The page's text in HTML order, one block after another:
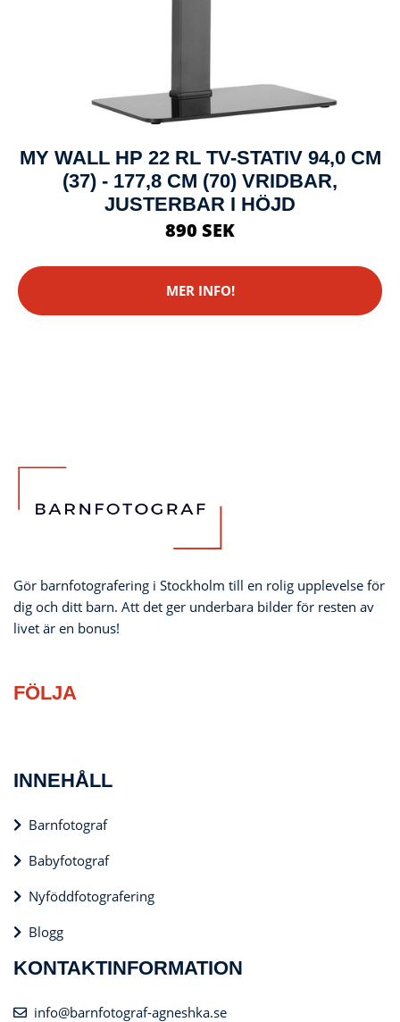
MY WALL HP 22 RL TV-STATIV 94,0 CM
(37) - 177,8 CM (70) VRIDBAR,
JUSTERBAR I HÖJD
890 SEK
MER INFO!
Gör barnfotografering i Stockholm till en rolig upplevelse för
dig och ditt barn. Att det ger underbara bilder för resten av
livet är en bonus!
FÖLJA
INNEHÅLL
Barnfotograf
Babyfotograf
Nyföddfotografering
Blogg
KONTAKTINFORMATION
info@barnfotograf-agneshka.se